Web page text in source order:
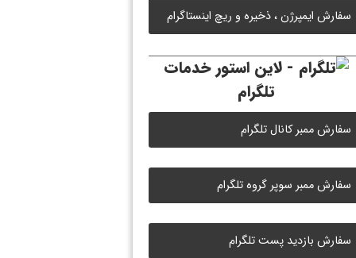
سفارش ایمپرژن ، ذخیره و ریچ اینستاگرام
خدمات
تلگرام
سفارش ممبر کانال تلگرام
سفارش ممبر سوپر گروه تلگرام
سفارش بازدید پست تلگرام